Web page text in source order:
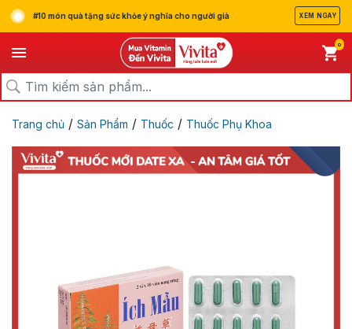
#10 món quà tặng sức khỏe ý nghĩa cho người già XEM NGAY
0
Trang chủ / Sản Phẩm / Thuốc / Thuốc Phụ Khoa